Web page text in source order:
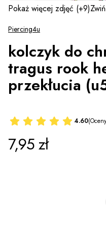
Pokaż więcej zdjęć (+9)Zwiń
Piercing4u
kolczyk do
tragus rook
przekłucia
4.60
Cena
7,95 zł